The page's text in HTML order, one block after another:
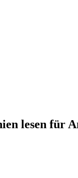
lesen für